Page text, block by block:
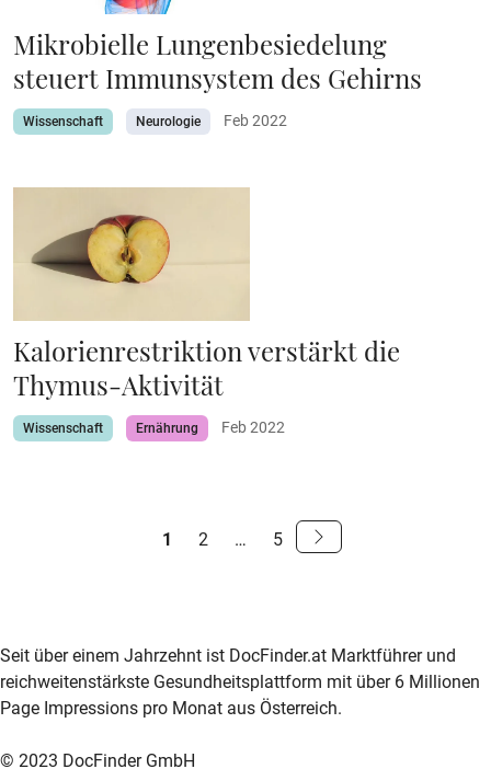
Mikrobielle Lungenbesiedelung
steuert Immunsystem des Gehirns
Wissenschaft Neurologie Feb 2022
Kalorienrestriktion verstärkt die
Thymus-Aktivität
Wissenschaft Ernährung Feb 2022
e
n
1 2 … 5
Weiter
zur DocFinder-Startseite
logo icon
Seit über einem Jahrzehnt ist DocFinder.at Marktführer und
reichweitenstärkste Gesundheitsplattform mit über 6 Millionen
Page Impressions pro Monat aus Österreich.
© 2023 DocFinder GmbH